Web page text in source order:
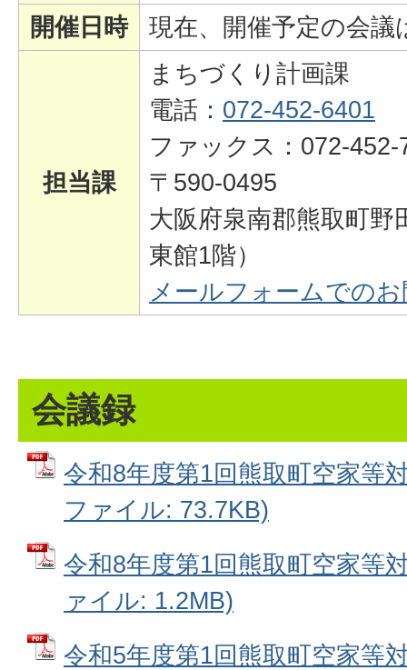
開催日時 現在、開催予定の会
担当課
まちづくり計画課
電話： 072-452-6401
ファックス：072-452-
〒590-0495
大阪府泉南郡熊取町野
東館1階）
メールフォームでの
会議録
令和8年度第1回熊取町空家等
ファイル: 73.7KB)
令和8年度第1回熊取町空家等
ァイル: 1.2MB)
令和5年度第1回熊取町空家等